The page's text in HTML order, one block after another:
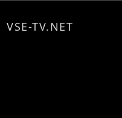
VSE-TV.NET